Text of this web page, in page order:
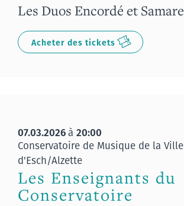
Les Duos Encordé et Samare
Acheter des tickets
07.03.2026à 20:00
Conservatoire de Musique de la Ville
d'Esch/Alzette
Les Enseignants du
Conservatoire